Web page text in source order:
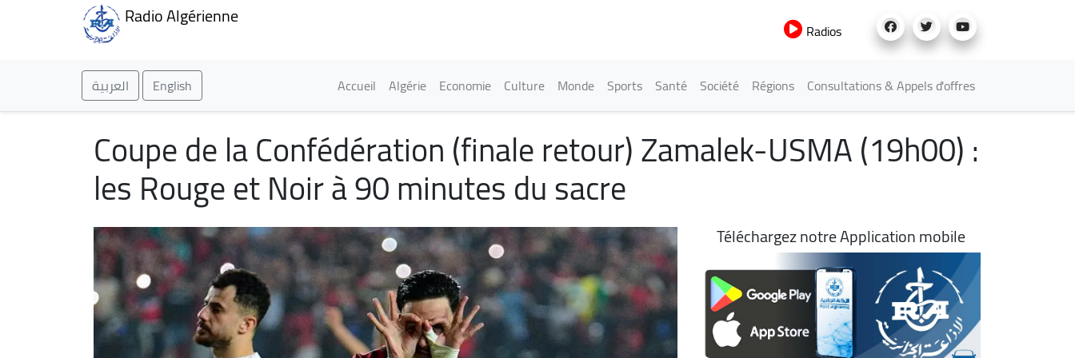
Radio Algérienne
Radios
العربية English Main navigation
Accueil Algérie Economie Culture Monde Sports Santé Société Régions Consultations & Appels d'offres
Coupe de la Confédération (finale retour) Zamalek-USMA (19h00) :
les Rouge et Noir à 90 minutes du sacre
Téléchargez notre Application mobile